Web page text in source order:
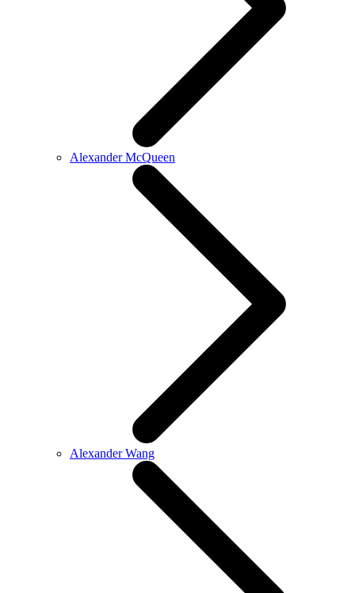
Alexander McQueen
Alexander Wang